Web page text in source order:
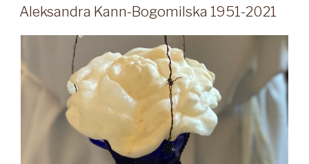
W
Aleksandra Kann-Bogomilska 1951-2021